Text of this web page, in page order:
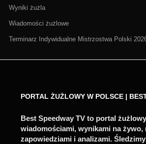
Wyniki żużla
Wiadomości żużlowe
Terminarz Indywidualne Mistrzostwa Polski
PORTAL ŻUŻLOWY W POLSCE |
Best Speedway TV to portal
wiadomościami, wynikami na żywo,
zapowiedziami i analizami.